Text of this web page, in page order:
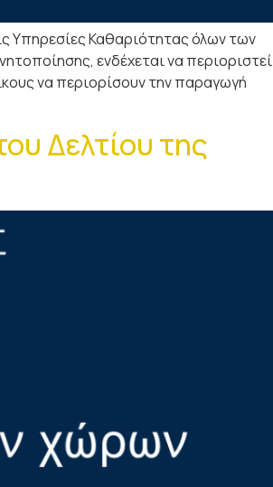
Υπηρεσίες Καθαριότητας όλων των
ενδέχεται να περιοριστεί
να περιορίσουν την παραγωγή
Δελτίου της